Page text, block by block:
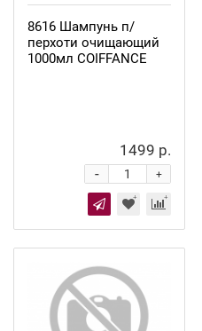
8616 Шампунь п/
перхоти очищающий
1000мл COIFFANCE
1499 р.
+
-